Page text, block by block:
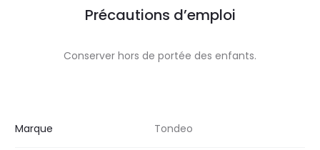
Précautions d’emploi
Conserver hors de portée des enfants.
Marque Tondeo